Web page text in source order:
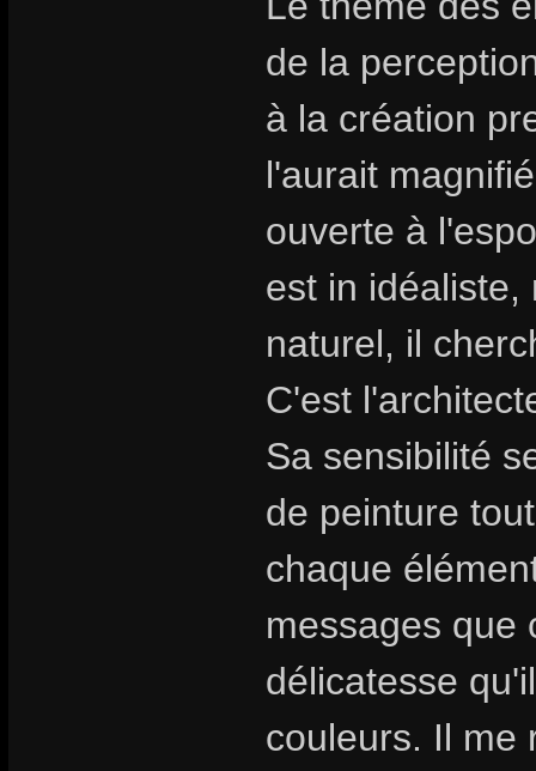
de la
à la création
l'aurait
ouverte à
est in idéaliste,
naturel, il
C'est
Sa sensibilité
de peinture
chaque
messages que
délicatesse
couleurs. Il me